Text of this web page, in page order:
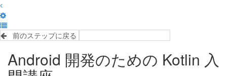
前のステップに戻る
Android 開発のための Kotlin 入